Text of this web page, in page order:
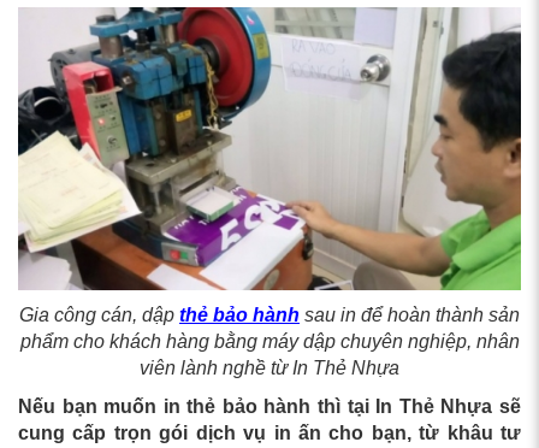
Gia công cán, dập thẻ bảo hành sau in để hoàn thành sản
phẩm cho khách hàng bằng máy dập chuyên nghiệp, nhân
viên lành nghề từ In Thẻ Nhựa
Nếu bạn muốn in thẻ bảo hành thì tại In Thẻ Nhựa sẽ
cung cấp trọn gói dịch vụ in ấn cho bạn, từ khâu tư